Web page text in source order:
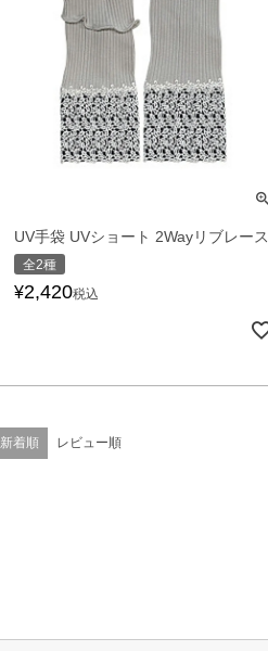
UV手袋 UVショート 2Wayリブレース
全2種
¥2,420税込
新着順 レビュー順